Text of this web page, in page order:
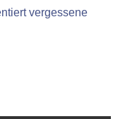
vergessene